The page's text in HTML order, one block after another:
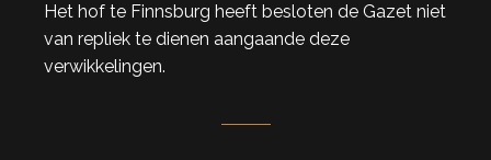
Het hof te Finnsburg heeft besloten de Gazet niet
van repliek te dienen aangaande deze
verwikkelingen.